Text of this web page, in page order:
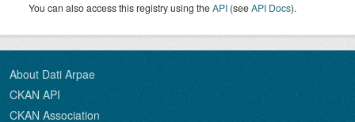
You can also access this registry using theAPI (seeAPI Docs).
About Dati Arpae
CKAN API
CKAN Association